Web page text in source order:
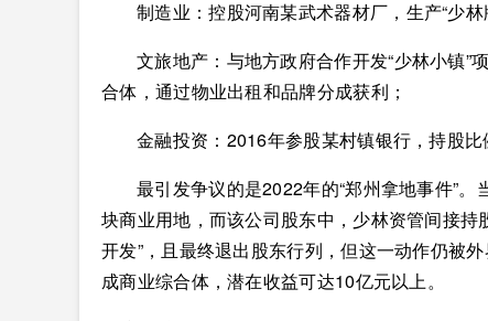
制造业：控股河南某武术器材厂，生产“少
文旅地产：与地方政府合作开发“少林小镇
合体，通过物业出租和品牌分成获利；
金融投资：2016年参股某村镇银行，持股比
最引发争议的是2022年的“郑州拿地事件”
块商业用地，而该公司股东中，少林资管间接
开发”，且最终退出股东行列，但这一动作仍被
成商业综合体，潜在收益可达10亿元以上。